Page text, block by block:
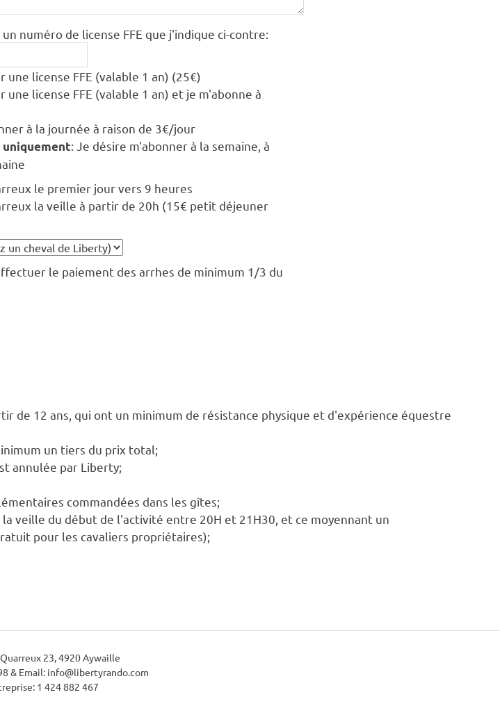
un numéro de license FFE que j'indique ci-contre:
une license FFE (valable 1 an) (25€)
une license FFE (valable 1 an) et je m'abonne à
à la journée à raison de 3€/jour
uniquement: Je désire m'abonner à la semaine, à
le premier jour vers 9 heures
la veille à partir de 20h (15€ petit déjeuner
le paiement des arrhes de minimum 1/3 du
de 12 ans, qui ont un minimum de résistance physique et d'expérience équestre
un tiers du prix total;
annulée par Liberty;
commandées dans les gîtes;
veille du début de l'activité entre 20H et 21H30, et ce moyennant un
pour les cavaliers propriétaires);
23, 4920 Aywaille
& Email: info@libertyrando.com
1 424 882 467